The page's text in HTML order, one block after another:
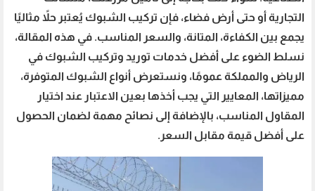
التجارية أو حتى أرض فضاء، فإن تركيب الشبوك يُعتبر حلاً مثاليًا
يجمع بين الكفاءة، المتانة، والسعر المناسب. في هذه المقالة،
نسلط الضوء على أفضل خدمات توريد وتركيب الشبوك في
الرياض والمملكة عمومًا، ونستعرض أنواع الشبوك المتوفرة،
مميزاتها، المعايير التي يجب أخذها بعين الاعتبار عند اختيار
المقاول المناسب، بالإضافة إلى نصائح مهمة لضمان الحصول
على أفضل قيمة مقابل السعر.